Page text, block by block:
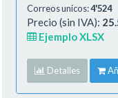
Correos unicos:4'524
Precio (sin IVA):
Ejemplo XLSX
Detalles